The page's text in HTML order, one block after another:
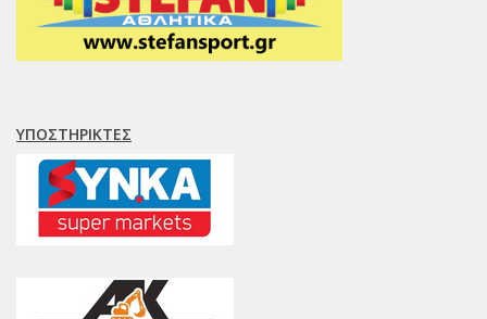
ΥΠΟΣΤΗΡΙΚΤΈΣ